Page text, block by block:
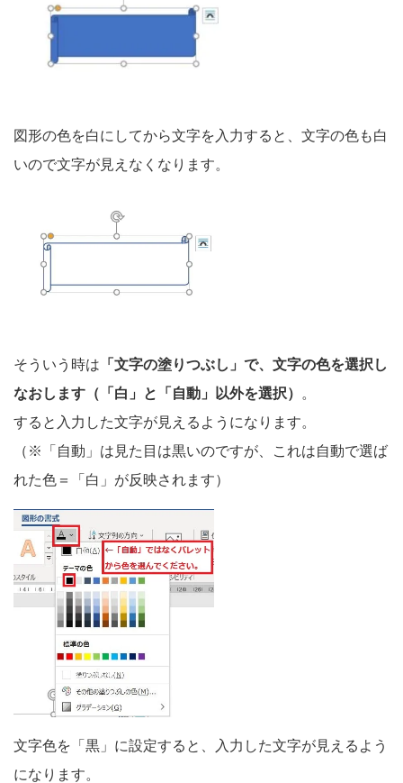
図形の色を白にしてから文字を入力すると、文字の色も白
いので文字が見えなくなります。
そういう時は 「文字の塗りつぶし」で、文字の色を選択し
なおします（「白」と「自動」以外を選択）
。
すると入力した文字が見えるようになります。
（※「自動」は見た目は黒いのですが、これは自動で選ば
れた色＝「白」が反映されます）
文字色を「黒」に設定すると、入力した文字が見えるよう
になります。